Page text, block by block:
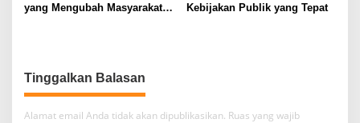
yang Mengubah Masyarakat
Kebijakan Publik yang Tepat
Tinggalkan Balasan
Alamat email Anda tidak akan dipublikasikan. Ruas yang wajib